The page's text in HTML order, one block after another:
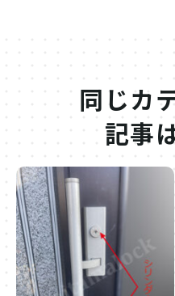
同じカ
記事